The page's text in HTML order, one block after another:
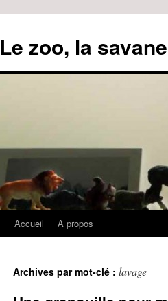
Le zoo, la
Aller
contenu
Accueil À propos
Archives par mot-clé : lavage